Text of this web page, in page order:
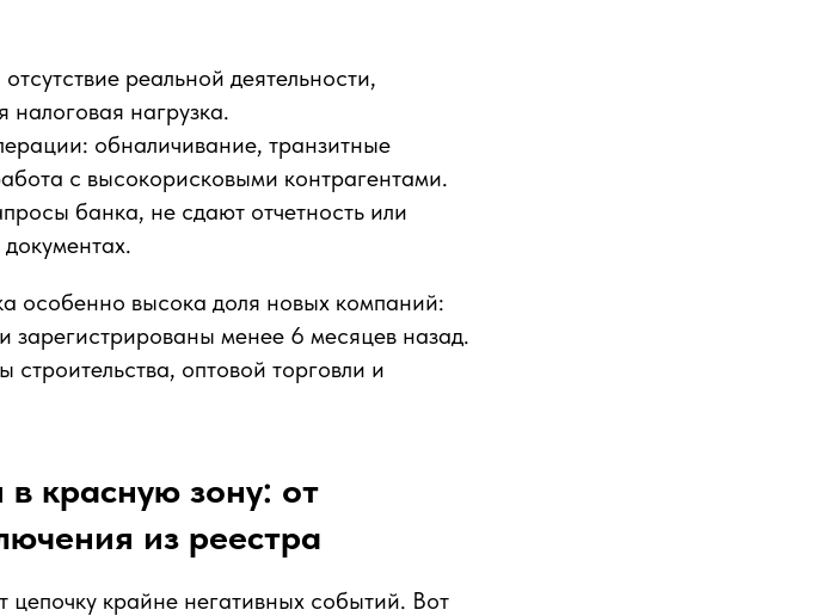
реальной деятельности,
нагрузка.
обналичивание, транзитные
с высокорисковыми контрагентами.
банка, не сдают отчетность или
особенно высока доля новых компаний:
менее 6 месяцев назад.
оптовой торговли и
красную зону: от
из реестра
крайне негативных событий. Вот